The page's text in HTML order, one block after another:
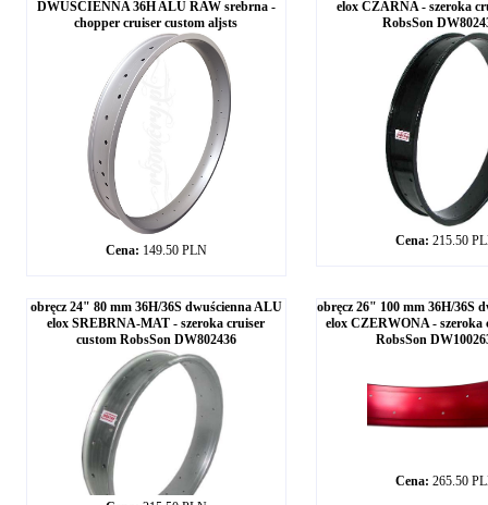
DWUŚCIENNA 36H ALU RAW srebrna -
chopper cruiser custom aljsts
Cena: 149.50 PLN
elox CZARNA - szeroka
RobsSon
Cena: 215.50
obręcz 24" 80 mm 36H/36S dwuścienna ALU
elox SREBRNA-MAT - szeroka cruiser
custom RobsSon DW802436
obręcz 26" 100 mm 36H/36S
elox CZERWONA - szeroka
RobsSon
Cena: 265.50